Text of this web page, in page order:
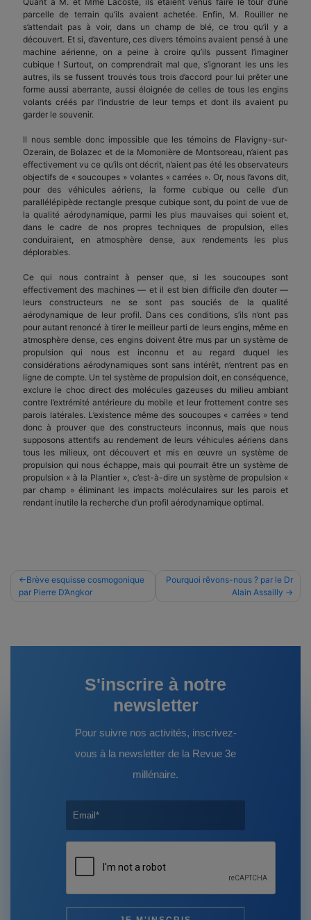
parcelle de terrain qu’ils avaient achetée. Enfin, M. Rouiller ne
s’attendait pas à voir, dans un champ de blé, ce trou qu’il y a
découvert. Et si, d’aventure, ces divers témoins avaient pensé à une
machine aérienne, on a peine à croire qu’ils pussent l’imaginer
cubique ! Surtout, on comprendrait mal que, s’ignorant les uns les
autres, ils se fussent trouvés tous trois d’accord pour lui prêter une
forme aussi aberrante, aussi éloignée de celles de tous les engins
volants créés par l’industrie de leur temps et dont ils avaient pu
garder le souvenir.
Il nous semble donc impossible que les témoins de Flavigny-sur-
Ozerain, de Bolazec et de la Momonière de Montsoreau, n’aient pas
effectivement vu ce qu’ils ont décrit, n’aient pas été les observateurs
objectifs de « soucoupes » volantes « carrées ». Or, nous l’avons dit,
pour des véhicules aériens, la forme cubique ou celle d’un
parallélépipède rectangle presque cubique sont, du point de vue de
la qualité aérodynamique, parmi les plus mauvaises qui soient et,
dans le cadre de nos propres techniques de propulsion, elles
conduiraient, en atmosphère dense, aux rendements les plus
déplorables.
Ce qui nous contraint à penser que, si les soucoupes sont
effectivement des machines — et il est bien difficile d’en douter —
leurs constructeurs ne se sont pas souciés de la qualité
aérodynamique de leur profil. Dans ces conditions, s’ils n’ont pas
pour autant renoncé à tirer le meilleur parti de leurs engins, même en
atmosphère dense, ces engins doivent être mus par un système de
propulsion qui nous est inconnu et au regard duquel les
considérations aérodynamiques sont sans intérêt, n’entrent pas en
ligne de compte. Un tel système de propulsion doit, en conséquence,
exclure le choc direct des molécules gazeuses du milieu ambiant
contre l’extrémité antérieure du mobile et leur frottement contre ses
parois latérales. L’existence même des soucoupes « carrées » tend
donc à prouver que des constructeurs inconnus, mais que nous
supposons attentifs au rendement de leurs véhicules aériens dans
tous les milieux, ont découvert et mis en œuvre un système de
propulsion qui nous échappe, mais qui pourrait être un système de
propulsion « à la Plantier », c’est-à-dire un système de propulsion «
par champ » éliminant les impacts moléculaires sur les parois et
rendant inutile la recherche d’un profil aérodynamique optimal.
Navigation
de
Brève esquisse cosmogonique
par Pierre D’Angkor
Pourquoi rêvons-nous ? par le Dr
Alain Assailly
S'inscrire à notre
newsletter
Pour suivre nos activités, inscrivez-
vous à la newsletter de la Revue 3e
millénaire.